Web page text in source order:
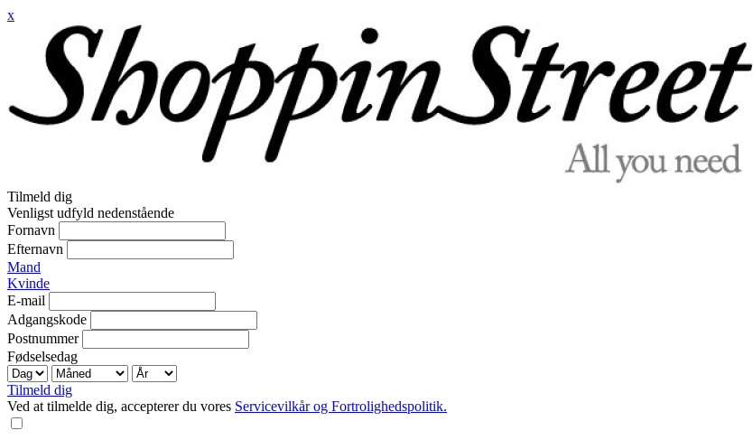
x
Tilmeld dig
Venligst udfyld nedenstående
Fornavn
Efternavn
Mand
Kvinde
E-mail
Adgangskode
Postnummer
Fødselsedag
Tilmeld dig
Ved at tilmelde dig, accepterer du vores Servicevilkår og Fortrolighedspolitik.